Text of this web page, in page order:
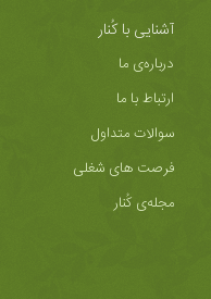
آشنایی با کُنار
درباره‌ی ما
ارتباط با ما
سوالات متداول
فرصت های شغلی
مجله‌ی کُنار